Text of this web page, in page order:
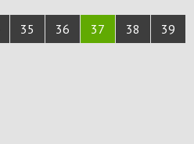
35 36 37 38
39